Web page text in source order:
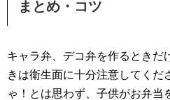
まとめ・コツ
キャラ弁、デコ弁を作るときだ
きは衛生面に十分注意してくだ
ゃ！とは思わず、子供がお弁当